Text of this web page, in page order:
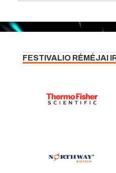
FESTIVALIO RĖMĖJAI